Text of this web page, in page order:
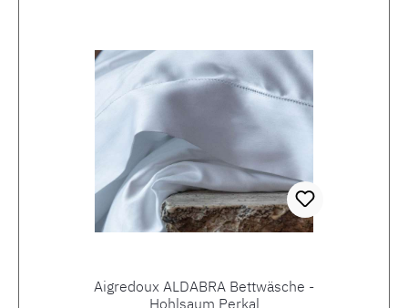
Aigredoux ALDABRA Bettwäsche -
Hohlsaum Perkal